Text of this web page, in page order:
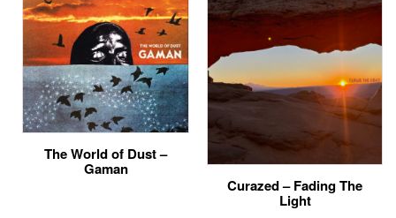
The World of Dust –
Gaman
Curazed – Fading The
Light